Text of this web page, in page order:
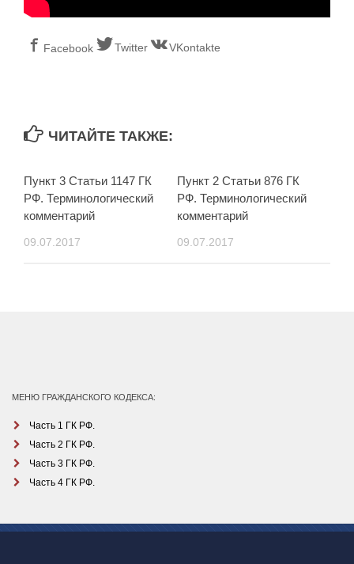
Facebook Twitter VKontakte
ЧИТАЙТЕ ТАКЖЕ:
Пункт 3 Статьи 1147 ГК
РФ. Терминологический
комментарий
09.07.2017
Пункт 2 Статьи 876 ГК
РФ. Терминологический
комментарий
09.07.2017
МЕНЮ ГРАЖДАНСКОГО КОДЕКСА:
Часть 1 ГК РФ.
Часть 2 ГК РФ.
Часть 3 ГК РФ.
Часть 4 ГК РФ.